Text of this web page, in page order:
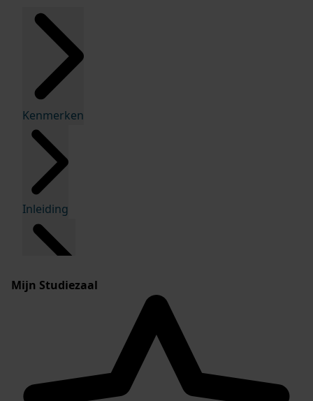
Kenmerken
Inleiding
Mijn Studiezaal